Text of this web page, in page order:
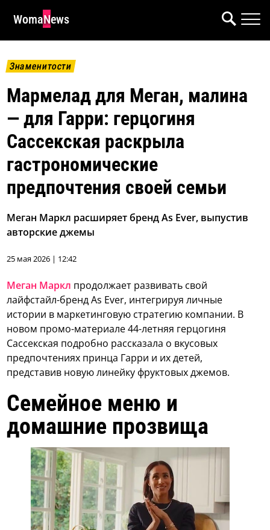
WomaNews
Знаменитости
Мармелад для Меган, малина
— для Гарри: герцогиня
Сассекская раскрыла
гастрономические
предпочтения своей семьи
Меган Маркл расширяет бренд As Ever, выпустив
авторские джемы
25 мая 2026 | 12:42
Меган Маркл продолжает развивать свой
лайфстайл-бренд As Ever, интегрируя личные
истории в маркетинговую стратегию компании. В
новом промо-материале 44-летняя герцогиня
Сассекская подробно рассказала о вкусовых
предпочтениях принца Гарри и их детей,
представив новую линейку фруктовых джемов.
Семейное меню и
домашние прозвища